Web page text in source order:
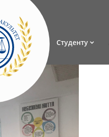
Студенту